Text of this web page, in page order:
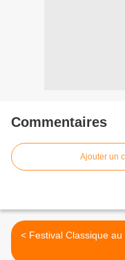
Commentaires
Ajouter un
< Festival Classique